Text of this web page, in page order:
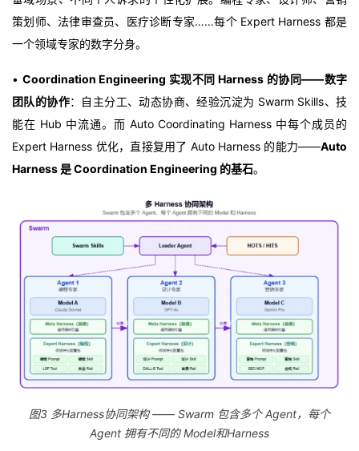
策划师、法律审查员、医疗诊断专家……每个 Expert Harness 都是
一个领域专家的数字分身。
• Coordination Engineering 实现不同 Harness 的协同——数字
团队的协作：自主分工、动态协商、经验沉淀为 Swarm Skills、技
能在 Hub 中流通。而 Auto Coordinating Harness 中每个成员的
Expert Harness 优化，直接复用了 Auto Harness 的能力——Auto
Harness 是 Coordination Engineering 的基石。
图3 多Harness协同架构 —— Swarm 包含多个 Agent，每个
Agent 拥有不同的 Model和Harness